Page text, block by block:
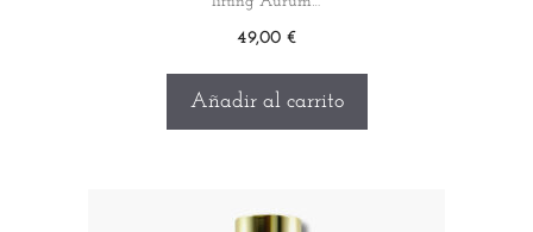
49,00 €
Añadir al carrito